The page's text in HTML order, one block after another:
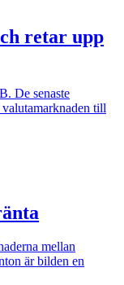
retar upp
De senaste
till
mellan
är bilden en